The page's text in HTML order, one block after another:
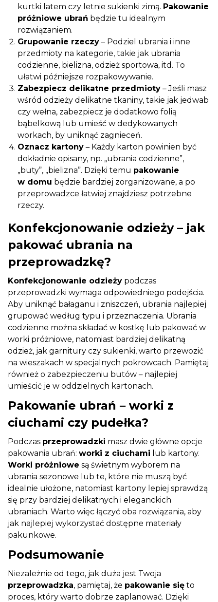
kurtki latem czy letnie sukienki zimą. Pakowanie
próżniowe ubrań będzie tu idealnym
rozwiązaniem.
Grupowanie rzeczy – Podziel ubrania i inne
przedmioty na kategorie, takie jak ubrania
codzienne, bielizna, odzież sportowa, itd. To
ułatwi późniejsze rozpakowywanie.
Zabezpiecz delikatne przedmioty – Jeśli masz
wśród odzieży delikatne tkaniny, takie jak jedwab
czy wełna, zabezpiecz je dodatkowo folią
bąbelkową lub umieść w dedykowanych
workach, by uniknąć zagnieceń.
Oznacz kartony – Każdy karton powinien być
dokładnie opisany, np. „ubrania codzienne”,
„buty”, „bielizna”. Dzięki temu pakowanie
w domu będzie bardziej zorganizowane, a po
przeprowadzce łatwiej znajdziesz potrzebne
rzeczy.
Konfekcjonowanie odzieży – jak
pakować ubrania na
przeprowadzkę?
Konfekcjonowanie odzieży podczas
przeprowadzki wymaga odpowiedniego podejścia.
Aby uniknąć bałaganu i zniszczeń, ubrania najlepiej
grupować według typu i przeznaczenia. Ubrania
codzienne można składać w kostkę lub pakować w
worki próżniowe, natomiast bardziej delikatną
odzież, jak garnitury czy sukienki, warto przewozić
na wieszakach w specjalnych pokrowcach. Pamiętaj
również o zabezpieczeniu butów – najlepiej
umieścić je w oddzielnych kartonach.
Pakowanie ubrań – worki z
ciuchami czy pudełka?
Podczas przeprowadzki masz dwie główne opcje
pakowania ubrań: worki z ciuchami lub kartony.
Worki próżniowe są świetnym wyborem na
ubrania sezonowe lub te, które nie muszą być
idealnie ułożone, natomiast kartony lepiej sprawdzą
się przy bardziej delikatnych i eleganckich
ubraniach. Warto więc łączyć oba rozwiązania, aby
jak najlepiej wykorzystać dostępne materiały
pakunkowe.
Podsumowanie
Niezależnie od tego, jak duża jest Twoja
przeprowadzka, pamiętaj, że pakowanie się to
proces, który warto dobrze zaplanować. Dzięki